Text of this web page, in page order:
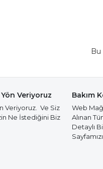
Bu
Veriyoruz
Veriyoruz. Ve Siz
Ne İstediğini Biz
Bakım
Web
Alınan
Detaylı